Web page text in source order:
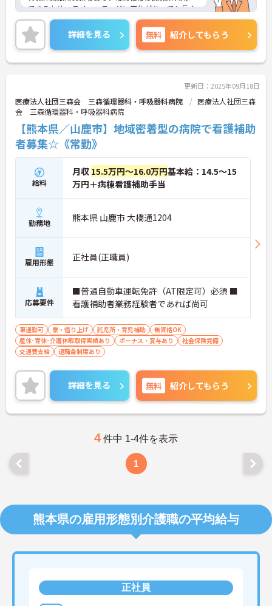
できるため、ライフステージに変化があっても長く
お勤めいただける環境です。
ご興味ある方には、面接対策ポイントなど、さらに
詳細をお話しいたしますのでお気軽にご相談くださ
い！
詳細を見る 無料 紹介してもらう
更新日：2025年09月18日
医療法人社団三森会 三森循環器科・呼吸器科病院
医療法人社団三森
会 三森循環器科・呼吸器科病院
【熊本県／山鹿市】地域密着型の病院で看護補助
者募集☆《常勤》
給料
月収 15.5万円～16.0万円基本給：14.5～15
万円＋病棟看護補助手当
勤務地 熊本県 山鹿市 大橋通1204
雇用形態 正社員(正職員)
応募要件
■普通自動車運転免許（AT限定可）必須 ■
看護補助者業務経験者であれば尚可
車通勤可 寮・借り上げ 託児所・育児補助
無資格OK
産休･育休･介護休暇取得実績あり
ボーナス・賞与あり
社会保険完備
交通費支給
退職金制度あり
詳細を見る 無料 紹介してもらう
4 件中 1-4件を表示
1
熊本県の雇用形態別介護職の平均給与
正社員